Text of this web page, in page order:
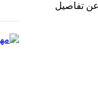
عن تفاصيل